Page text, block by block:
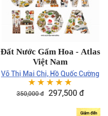
Đất Nước Gấm Hoa - Atlas
Việt Nam
Võ Thị Mai Chi, Hồ Quốc Cường
☆☆☆☆☆
350,000đ 297,500đ